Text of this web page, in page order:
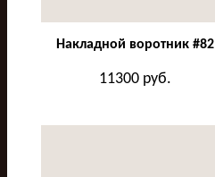
Накладной воротник #82
11300руб.